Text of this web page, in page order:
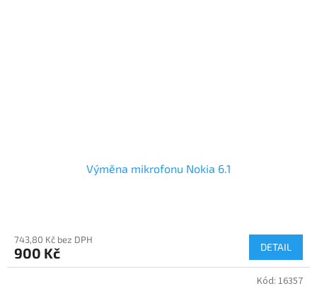
Výměna mikrofonu Nokia 6.1
743,80 Kč bez DPH
900 Kč DETAIL
Kód: 16357